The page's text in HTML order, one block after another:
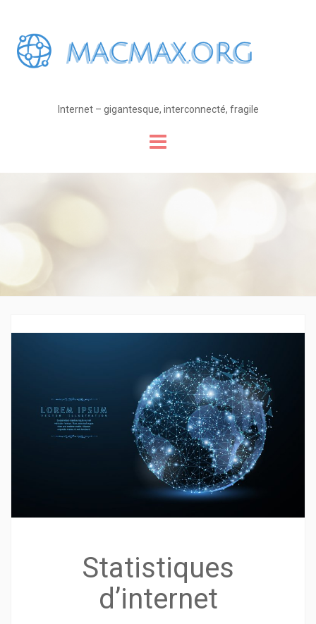
Internet – gigantesque, interconnecté, fragile
Statistiques
d’internet